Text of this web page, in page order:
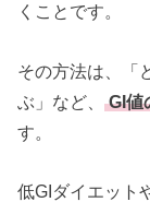
くことです。
その方法は、「
ぶ」など、GI値
す。
低GIダイエット